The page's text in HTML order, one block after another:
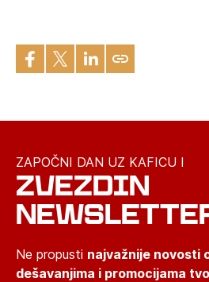
ZAPOČNI DAN UZ KAFICU I
ZVEZDIN
Ne propusti najvažnije novosti
dešavanjima i promocijama